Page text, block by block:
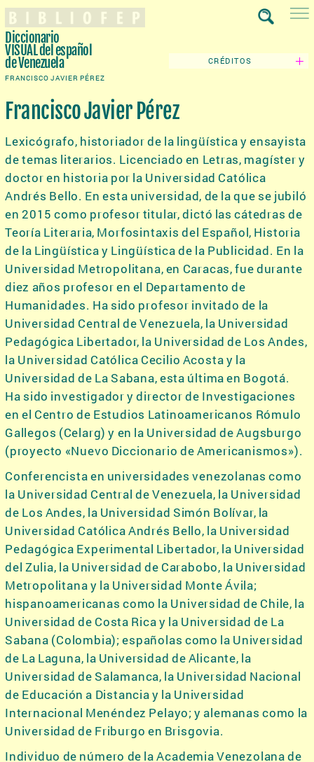
Diccionario
VISUALdel español
de Venezuela
FRANCISCO JAVIER PÉREZ
CRÉDITOS
Francisco Javier Pérez
Lexicógrafo, historiador de la lingüística y ensayista
de temas literarios. Licenciado en Letras, magíster y
doctor en historia por la Universidad Católica
Andrés Bello. En esta universidad, de la que se jubiló
en 2015 como profesor titular, dictó las cátedras de
Teoría Literaria, Morfosintaxis del Español, Historia
de la Lingüística y Lingüística de la Publicidad. En la
Universidad Metropolitana, en Caracas, fue durante
diez años profesor en el Departamento de
Humanidades. Ha sido profesor invitado de la
Universidad Central de Venezuela, la Universidad
Pedagógica Libertador, la Universidad de Los Andes,
la Universidad Católica Cecilio Acosta y la
Universidad de La Sabana, esta última en Bogotá.
Ha sido investigador y director de Investigaciones
en el Centro de Estudios Latinoamericanos Rómulo
Gallegos (Celarg) y en la Universidad de Augsburgo
(proyecto «Nuevo Diccionario de Americanismos»).
Conferencista en universidades venezolanas como
la Universidad Central de Venezuela, la Universidad
de Los Andes, la Universidad Simón Bolívar, la
Universidad Católica Andrés Bello, la Universidad
Pedagógica Experimental Libertador, la Universidad
del Zulia, la Universidad de Carabobo, la Universidad
Metropolitana y la Universidad Monte Ávila;
hispanoamericanas como la Universidad de Chile, la
Universidad de Costa Rica y la Universidad de La
Sabana (Colombia); españolas como la Universidad
de La Laguna, la Universidad de Alicante, la
Universidad de Salamanca, la Universidad Nacional
de Educación a Distancia y la Universidad
Internacional Menéndez Pelayo; y alemanas como la
Universidad de Friburgo en Brisgovia.
Individuo de número de la Academia Venezolana de